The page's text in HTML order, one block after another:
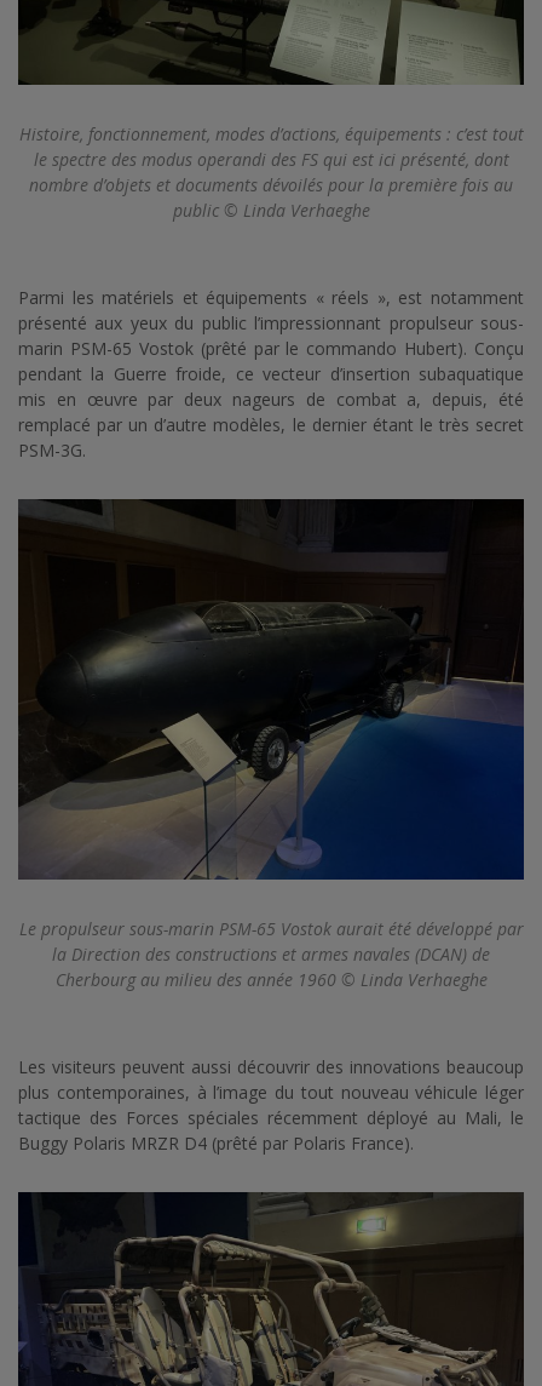
Histoire, fonctionnement, modes d’actions, équipements : c’est tout
le spectre des modus operandi des FS qui est ici présenté, dont
nombre d’objets et documents dévoilés pour la première fois au
public © Linda Verhaeghe
Parmi les matériels et équipements « réels », est notamment
présenté aux yeux du public l’impressionnant propulseur sous-
marin PSM-65 Vostok (prêté par le commando Hubert). Conçu
pendant la Guerre froide, ce vecteur d’insertion subaquatique
mis en œuvre par deux nageurs de combat a, depuis, été
remplacé par un d’autre modèles, le dernier étant le très secret
PSM-3G.
Le propulseur sous-marin PSM-65 Vostok aurait été développé par
la Direction des constructions et armes navales (DCAN) de
Cherbourg au milieu des année 1960 © Linda Verhaeghe
Les visiteurs peuvent aussi découvrir des innovations beaucoup
plus contemporaines, à l’image du tout nouveau véhicule léger
tactique des Forces spéciales récemment déployé au Mali, le
Buggy Polaris MRZR D4 (prêté par Polaris France).